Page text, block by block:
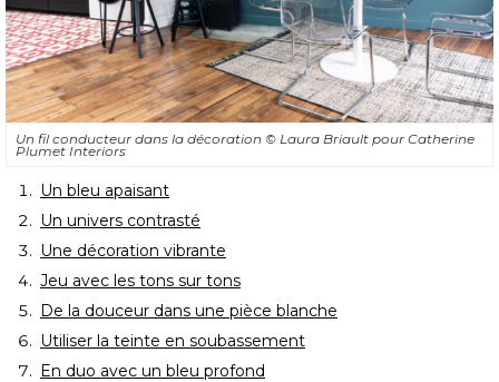
Un fil conducteur dans la décoration © Laura Briault pour Catherine
Plumet Interiors
Un bleu apaisant
Un univers contrasté
Une décoration vibrante
Jeu avec les tons sur tons
De la douceur dans une pièce blanche
Utiliser la teinte en soubassement
En duo avec un bleu profond